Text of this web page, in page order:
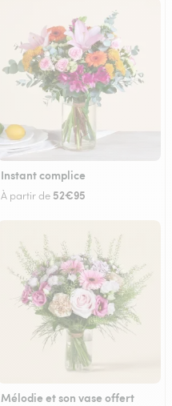
Instant complice
À partir de 52€95
Mélodie et son vase offert